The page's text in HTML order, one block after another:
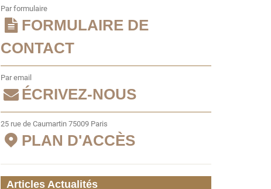
Par formulaire
FORMULAIRE DE
CONTACT
Par email
ÉCRIVEZ-NOUS
25 rue de Caumartin 75009 Paris
PLAN D'ACCÈS
Articles Actualités